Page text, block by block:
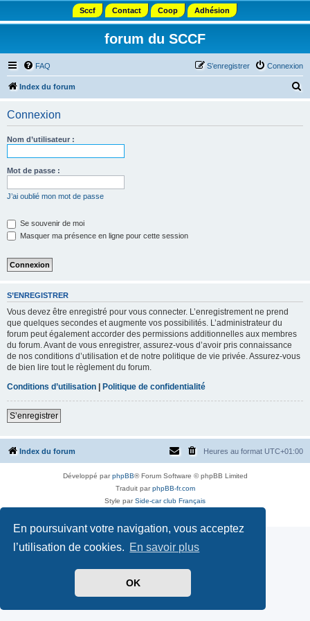
En poursuivant votre navigation, vous acceptez
l’utilisation de cookies. En savoir plus
OK
Sccf Contact Coop Adhésion
forum du SCCF
FAQ Connexion
S’enregistrer
Index du forum
Connexion
Nom d’utilisateur :
Mot de passe :
J’ai oublié mon mot de passe
Se souvenir de moi
Masquer ma présence en ligne pour cette session
S’ENREGISTRER
Vous devez être enregistré pour vous connecter. L’enregistrement ne prend
que quelques secondes et augmente vos possibilités. L’administrateur du
forum peut également accorder des permissions additionnelles aux membres
du forum. Avant de vous enregistrer, assurez-vous d’avoir pris connaissance
de nos conditions d’utilisation et de notre politique de vie privée. Assurez-vous
de bien lire tout le règlement du forum.
Conditions d’utilisation | Politique de confidentialité
S’enregistrer
Index du forum Heures au format UTC+01:00
Développé parphpBB® Forum Software © phpBB Limited
Traduit parphpBB-fr.com
Style parSide-car club Français